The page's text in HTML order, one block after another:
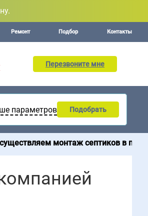
Ремонт Подбор Контакты
Перезвоните мне
параметров Подобрать
монтаж септиков в пределах